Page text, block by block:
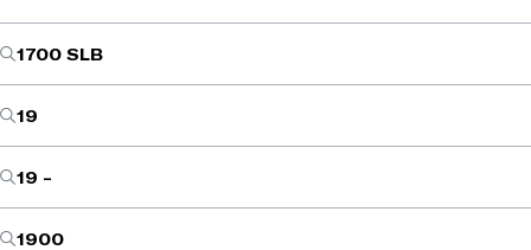
1700 SLB
19
19 -
1900